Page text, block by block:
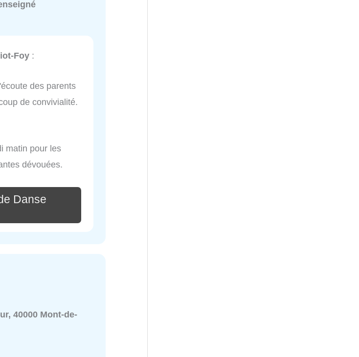
Foy :
des parents
de convivialité.
matin pour les
dévouées.
Danse
40000 Mont-de-